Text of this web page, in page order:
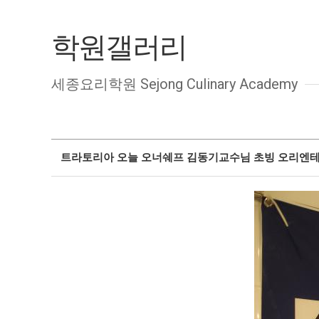
학원갤러리
세종요리학원 Sejong Culinary Academy
트라토리아 오늘 오너쉐프 김동기교수님 초빙 오리엔